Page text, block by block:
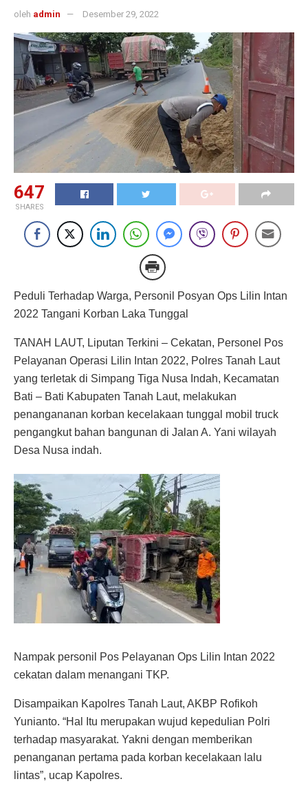
oleh admin Desember 29, 2022
647
SHARES
Peduli Terhadap Warga, Personil Posyan Ops Lilin Intan
2022 Tangani Korban Laka Tunggal
TANAH LAUT, Liputan Terkini – Cekatan, Personel Pos
Pelayanan Operasi Lilin Intan 2022, Polres Tanah Laut
yang terletak di Simpang Tiga Nusa Indah, Kecamatan
Bati – Bati Kabupaten Tanah Laut, melakukan
penangananan korban kecelakaan tunggal mobil truck
pengangkut bahan bangunan di Jalan A. Yani wilayah
Desa Nusa indah.
Nampak personil Pos Pelayanan Ops Lilin Intan 2022
cekatan dalam menangani TKP.
Disampaikan Kapolres Tanah Laut, AKBP Rofikoh
Yunianto. “Hal Itu merupakan wujud kepedulian Polri
terhadap masyarakat. Yakni dengan memberikan
penanganan pertama pada korban kecelakaan lalu
lintas”, ucap Kapolres.